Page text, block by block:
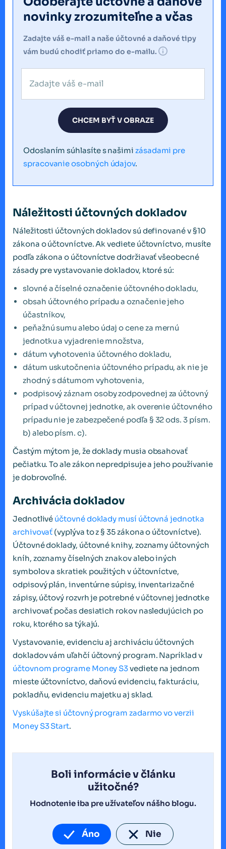
novinky zrozumiteľne a včas
Zadajte váš e-mail a naše účtovné a daňové tipy
vám budú chodiť priamo do e-mailu.
CHCEM BYŤ V OBRAZE
Odoslaním súhlasíte s našimi zásadami pre
spracovanie osobných údajov.
Náležitosti účtovných dokladov
Náležitosti účtovných dokladov sú definované v §10
zákona o účtovníctve. Ak vediete účtovníctvo, musíte
podľa zákona o účtovníctve dodržiavať všeobecné
zásady pre vystavovanie dokladov, ktoré sú:
slovné a číselné označenie účtovného dokladu,
obsah účtovného prípadu a označenie jeho
účastníkov,
peňažnú sumu alebo údaj o cene za mernú
jednotku a vyjadrenie množstva,
dátum vyhotovenia účtovného dokladu,
dátum uskutočnenia účtovného prípadu, ak nie je
zhodný s dátumom vyhotovenia,
podpisový záznam osoby zodpovednej za účtovný
prípad v účtovnej jednotke, ak overenie účtovného
prípadu nie je zabezpečené podľa § 32 ods. 3 písm.
b) alebo písm. c).
Častým mýtom je, že doklady musia obsahovať
pečiatku. To ale zákon nepredpisuje a jeho používanie
je dobrovoľné.
Archivácia dokladov
Jednotlivé účtovné doklady musí účtovná jednotka
archivovať (vyplýva to z § 35 zákona o účtovníctve).
Účtovné doklady, účtovné knihy, zoznamy účtovných
kníh, zoznamy číselných znakov alebo iných
symbolov a skratiek použitých v účtovníctve,
odpisový plán, inventúrne súpisy, inventarizačné
zápisy, účtový rozvrh je potrebné v účtovnej jednotke
archivovať počas desiatich rokov nasledujúcich po
roku, ktorého sa týkajú.
Vystavovanie, evidenciu aj archiváciu účtovných
dokladov vám uľahčí účtovný program. Napríklad v
účtovnom programe Money S3vediete na jednom
mieste účtovníctvo, daňovú evidenciu, fakturáciu,
pokladňu, evidenciu majetku aj sklad.
Vyskúšajte si účtovný program zadarmo vo verzii
Money S3 Start.
Boli informácie v článku
užitočné?
Hodnotenie iba pre užívateľov nášho blogu.
Áno Nie